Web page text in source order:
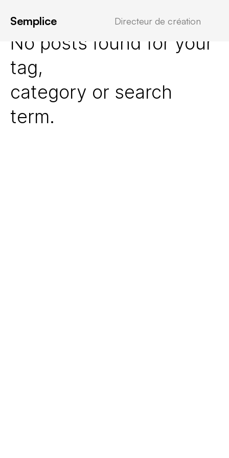
Semplice Directeur de création
No posts found for your
tag,
category or search
term.